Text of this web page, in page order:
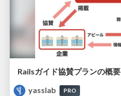
Railsガイド協賛プランの概要
yasslab
PRO